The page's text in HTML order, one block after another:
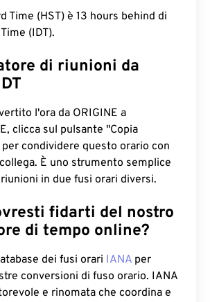
Time (HST) è 13 hours behind di
(IDT).
di riunioni da
l'ora da ORIGINE a
clicca sul pulsante "Copia
condividere questo orario con
È uno strumento semplice
in due fusi orari diversi.
fidarti del nostro
di tempo online?
dei fusi orari IANA per
conversioni di fuso orario. IANA
e rinomata che coordina e